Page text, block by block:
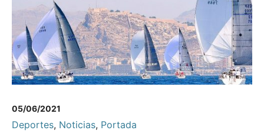
05/06/2021
Deportes, Noticias, Portada